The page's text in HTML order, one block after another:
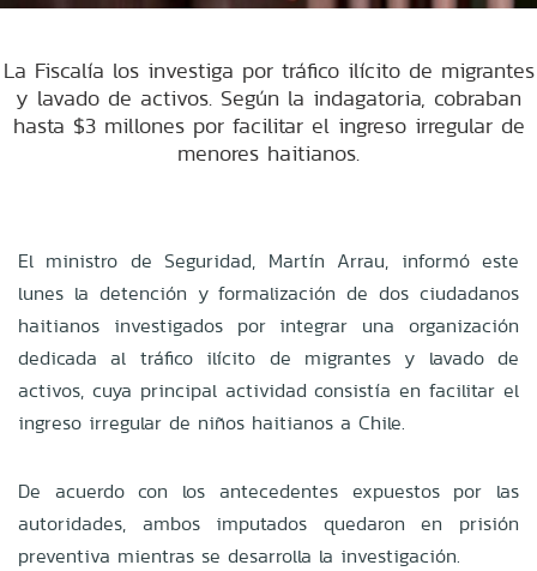
La Fiscalía los investiga por tráfico ilícito de migrantes
y lavado de activos. Según la indagatoria, cobraban
hasta $3 millones por facilitar el ingreso irregular de
menores haitianos.
El ministro de Seguridad, Martín Arrau, informó este
lunes la detención y formalización de dos ciudadanos
haitianos investigados por integrar una organización
dedicada al tráfico ilícito de migrantes y lavado de
activos, cuya principal actividad consistía en facilitar el
ingreso irregular de niños haitianos a Chile.
De acuerdo con los antecedentes expuestos por las
autoridades, ambos imputados quedaron en prisión
preventiva mientras se desarrolla la investigación.